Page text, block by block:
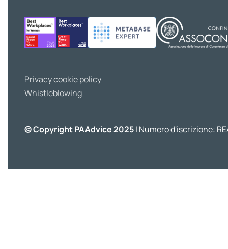
Privacy cookie policy
Whistleblowing
© Copyright PAAdvice 2025| Numero d'iscrizione: